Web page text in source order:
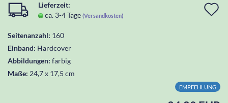
Lieferzeit:
ca. 3-4 Tage (Versandkosten)
Seitenanzahl: 160
Einband: Hardcover
Abbildungen: farbig
Maße: 24,7 x 17,5 cm
EMPFEHLUNG